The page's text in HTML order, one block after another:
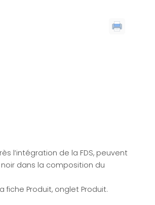
l’intégration de la FDS, peuvent
dans la composition du
fiche Produit, onglet Produit.